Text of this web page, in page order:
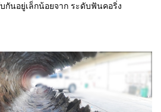
กันอยู่เล็กน้อยจาก ระดับฟันคอริ่ง